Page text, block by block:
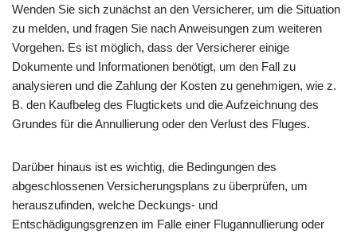
Wenden Sie sich zunächst an den Versicherer, um die Situation
zu melden, und fragen Sie nach Anweisungen zum weiteren
Vorgehen. Es ist möglich, dass der Versicherer einige
Dokumente und Informationen benötigt, um den Fall zu
analysieren und die Zahlung der Kosten zu genehmigen, wie z.
B. den Kaufbeleg des Flugtickets und die Aufzeichnung des
Grundes für die Annullierung oder den Verlust des Fluges.
Darüber hinaus ist es wichtig, die Bedingungen des
abgeschlossenen Versicherungsplans zu überprüfen, um
herauszufinden, welche Deckungs- und
Entschädigungsgrenzen im Falle einer Flugannullierung oder